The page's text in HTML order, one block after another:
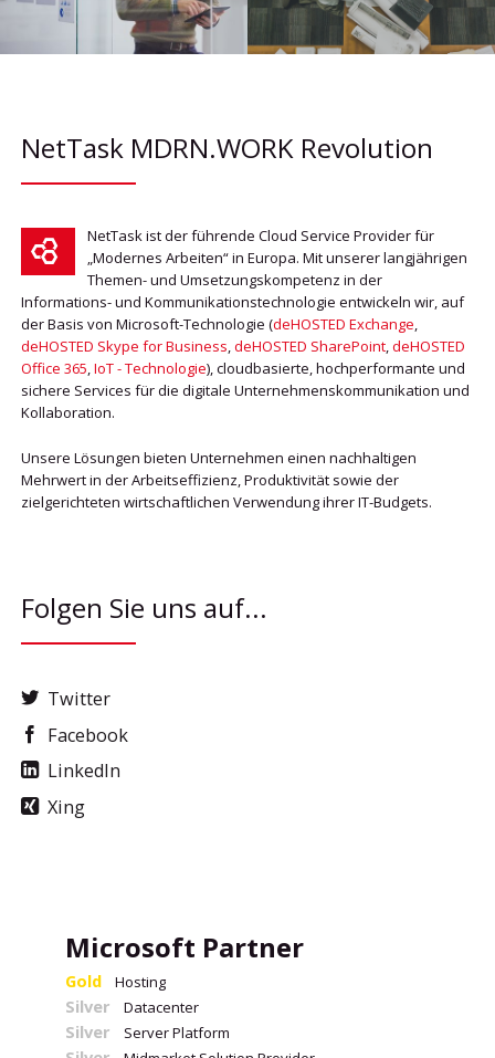
NetTask MDRN.WORK Revolution
NetTask ist der führende Cloud Service Provider für
„Modernes Arbeiten“ in Europa. Mit unserer langjährigen
Themen- und Umsetzungskompetenz in der
Informations- und Kommunikationstechnologie entwickeln wir, auf
der Basis von Microsoft-Technologie (deHOSTED Exchange,
deHOSTED Skype for Business,deHOSTED SharePoint,deHOSTED
Office 365,IoT - Technologie), cloudbasierte, hochperformante und
sichere Services für die digitale Unternehmenskommunikation und
Kollaboration.
Unsere Lösungen bieten Unternehmen einen nachhaltigen
Mehrwert in der Arbeitseffizienz, Produktivität sowie der
zielgerichteten wirtschaftlichen Verwendung ihrer IT-Budgets.
Folgen Sie uns auf...
Twitter
Facebook
LinkedIn
Xing
Microsoft Partner
Gold Hosting
Silver Datacenter
Silver Server Platform